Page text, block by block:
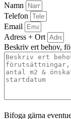
Namn
Telefon
Email
Adress + Ort
Beskriv ert behov,
Bifoga gärna